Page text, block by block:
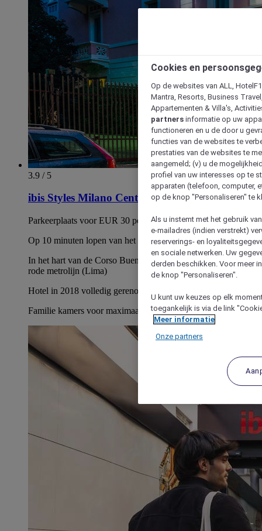
3.9 / 5
ibis Styles Milano Centro
Parkeerplaats voor EUR 30 per 24 uur voor minibusjes.
Op 10 minuten lopen van het centraal station van Milaan
In het hart van de Corso Buenos Aires. 2 min. lopen van de
rode metrolijn (Lima)
Hotel in 2018 volledig gerenoveerd met gratis WiFi
Familie kamers voor maximaal 6 personen (neem contact op)
Cookies en
Op de websites van ALL,
Mantra, Resorts, Business
Appartementen & Villa's,
partners informatie op uw
functioneren en u de door u
functies van de websites te
prestaties van de websites te
aangemeld; (v) u de
profiel van uw interesses op te
apparaten (telefoon, computer,
op de knop "Personaliseren" te
Als u instemt met het gebruik
e-mailadres (indien verstrekt)
reserverings- en
en sociale netwerken. Uw
derden beschikken. Voor meer
de knop "Personaliseren".
U kunt uw keuzes op elk
toegankelijk is via de link
Meer informatie
Onze partners